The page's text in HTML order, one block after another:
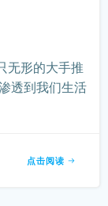
无形的大手推
透到我们生活
点击阅读